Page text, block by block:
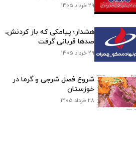
29 خرداد 1405
هشدار؛ پیامکی که باز کردنش،
صدها قربانی گرفت
29 خرداد 1405
شروع فصل شرجی و گرما در
خوزستان
28 خرداد 1405